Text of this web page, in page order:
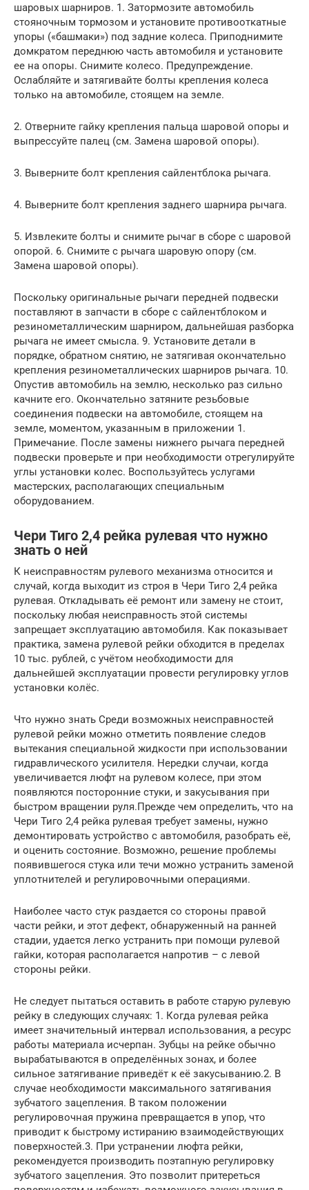
шаровых шарниров. 1. Затормозите автомобиль
стояночным тормозом и установите противооткатные
упоры («башмаки») под задние колеса. Приподнимите
домкратом переднюю часть автомобиля и установите
ее на опоры. Снимите колесо. Предупреждение.
Ослабляйте и затягивайте болты крепления колеса
только на автомобиле, стоящем на земле.
2. Отверните гайку крепления пальца шаровой опоры и
выпрессуйте палец (см. Замена шаровой опоры).
3. Выверните болт крепления сайлентблока рычага.
4. Выверните болт крепления заднего шарнира рычага.
5. Извлеките болты и снимите рычаг в сборе с шаровой
опорой. 6. Снимите с рычага шаровую опору (см.
Замена шаровой опоры).
Поскольку оригинальные рычаги передней подвески
поставляют в запчасти в сборе с сайлентблоком и
резинометаллическим шарниром, дальнейшая разборка
рычага не имеет смысла. 9. Установите детали в
порядке, обратном снятию, не затягивая окончательно
крепления резинометаллических шарниров рычага. 10.
Опустив автомобиль на землю, несколько раз сильно
качните его. Окончательно затяните резьбовые
соединения подвески на автомобиле, стоящем на
земле, моментом, указанным в приложении 1.
Примечание. После замены нижнего рычага передней
подвески проверьте и при необходимости отрегулируйте
углы установки колес. Воспользуйтесь услугами
мастерских, располагающих специальным
оборудованием.
Чери Тиго 2,4 рейка рулевая что нужно
знать о ней
К неисправностям рулевого механизма относится и
случай, когда выходит из строя в Чери Тиго 2,4 рейка
рулевая. Откладывать её ремонт или замену не стоит,
поскольку любая неисправность этой системы
запрещает эксплуатацию автомобиля. Как показывает
практика, замена рулевой рейки обходится в пределах
10 тыс. рублей, с учётом необходимости для
дальнейшей эксплуатации провести регулировку углов
установки колёс.
Что нужно знать Среди возможных неисправностей
рулевой рейки можно отметить появление следов
вытекания специальной жидкости при использовании
гидравлического усилителя. Нередки случаи, когда
увеличивается люфт на рулевом колесе, при этом
появляются посторонние стуки, и закусывания при
быстром вращении руля.Прежде чем определить, что на
Чери Тиго 2,4 рейка рулевая требует замены, нужно
демонтировать устройство с автомобиля, разобрать её,
и оценить состояние. Возможно, решение проблемы
появившегося стука или течи можно устранить заменой
уплотнителей и регулировочными операциями.
Наиболее часто стук раздается со стороны правой
части рейки, и этот дефект, обнаруженный на ранней
стадии, удается легко устранить при помощи рулевой
гайки, которая располагается напротив – с левой
стороны рейки.
Не следует пытаться оставить в работе старую рулевую
рейку в следующих случаях: 1. Когда рулевая рейка
имеет значительный интервал использования, а ресурс
работы материала исчерпан. Зубцы на рейке обычно
вырабатываются в определённых зонах, и более
сильное затягивание приведёт к её закусыванию.2. В
случае необходимости максимального затягивания
зубчатого зацепления. В таком положении
регулировочная пружина превращается в упор, что
приводит к быстрому истиранию взаимодействующих
поверхностей.3. При устранении люфта рейки,
рекомендуется производить поэтапную регулировку
зубчатого зацепления. Это позволит притереться